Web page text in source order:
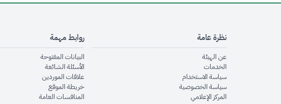
نظرة عامة
عن الهيئةopens in new window
الخدماتopens in new window
سياسة الاستخدام
سياسة الخصوصيةopens in new window
المركز الإعلاميopens in new window
روابط مهمة
البيانات المفتوحةnew window
الأسئلة الشائعةnew window
علاقات الموردينnew window
خريطة الموقعin new window
المنافسات العامةnew window